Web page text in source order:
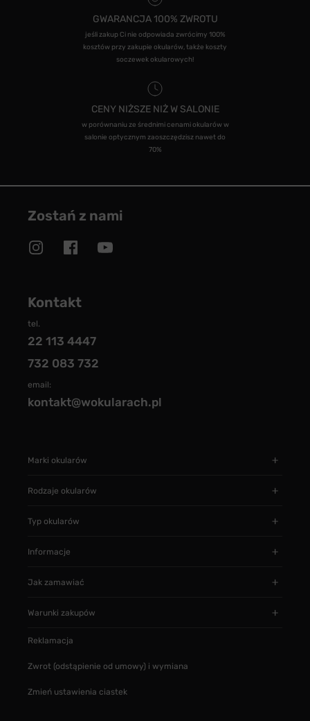
GWARANCJA 100% ZWROTU
jeśli zakup Ci nie odpowiada zwrócimy 100%
kosztów przy zakupie okularów, także koszty
soczewek okularowych!
CENY NIŻSZE NIŻ W SALONIE
w porównaniu ze średnimi cenami okularów w
salonie optycznym zaoszczędzisz nawet do
70%
Zostań z nami
Kontakt
tel.
22 113 4447
732 083 732
email:
kontakt@wokularach.pl
Marki okularów
Rodzaje okularów
Typ okularów
Informacje
Jak zamawiać
Warunki zakupów
Reklamacja
Zwrot (odstąpienie od umowy) i wymiana
Zmień ustawienia ciastek